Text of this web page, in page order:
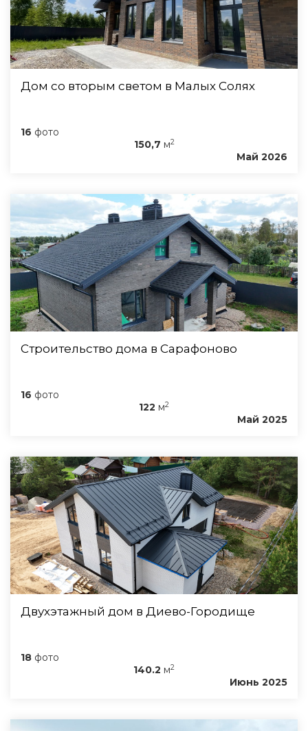
Дом со вторым светом в Малых Солях
16 фото
150,7 м2
Май 2026
Строительство дома в Сарафоново
16 фото
122 м2
Май 2025
Двухэтажный дом в Диево-Городище
18 фото
140.2 м2
Июнь 2025